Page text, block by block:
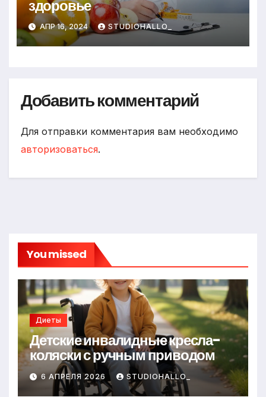
здоровье
АПР 16, 2024 STUDIOHALLO_
Добавить комментарий
Для отправки комментария вам необходимо
авторизоваться.
You missed
Диеты
Детские инвалидные кресла-
коляски с ручным приводом
6 АПРЕЛЯ 2026 STUDIOHALLO_